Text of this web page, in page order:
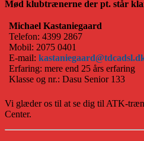
Mød klubtrænerne der pt. står
Michael Kastaniegaard
Telefon: 4399 2867
Mobil: 2075 0401
E-mail:
Erfaring: mere end 25 års erfaring
Klasse og nr.: Dasu Senior 133
Vi glæder os til at se dig til ATK-
Center.